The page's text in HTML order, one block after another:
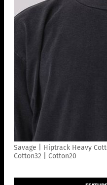
Savage | Hiptrack Heavy
Cotton32 | Cotton20